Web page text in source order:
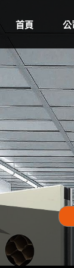
首頁 公